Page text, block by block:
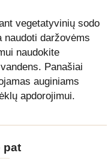
vegetatyvinių sodo
naudoti daržovėms
naudokite
Panašiai
auginiams
apdorojimui.
pat